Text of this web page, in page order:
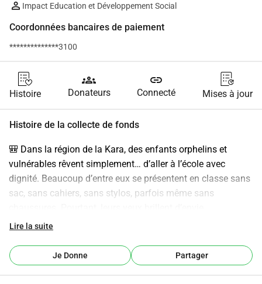
Impact Education et Développement Social
Coordonnées bancaires de paiement
**************3100
Histoire
groups
Donateurs
link
Connecté Mises à jour
Histoire de la collecte de fonds
🎒 Dans la région de la Kara, des enfants orphelins et
vulnérables rêvent simplement… d’aller à l’école avec
dignité. Beaucoup d’entre eux se présentent en classe sans
sac, sans cahiers, sans stylos, parfois même sans
d’apprendre, de comprendre, de construire un avenir
en réalité. 👉 40 € = 1 kit scolaire complet 👉 Objectif : 200
kits pour la rentrée 2026/2027 Un kit, c’est bien plus que du
Lire la suite
Je Donne Partager